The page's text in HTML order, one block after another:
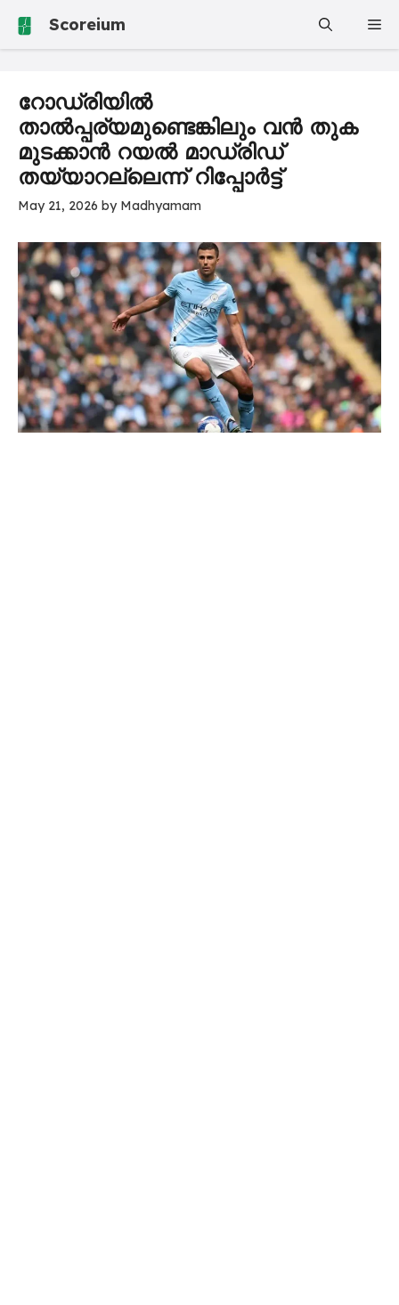
Scoreium
റോഡ്രിയിൽ
താൽപ്പര്യമുണ്ടെങ്കിലും വൻ തുക
മുടക്കാൻ റയൽ മാഡ്രിഡ്
തയ്യാറല്ലെന്ന് റിപ്പോർട്ട്
May 21, 2026 by Madhyamam